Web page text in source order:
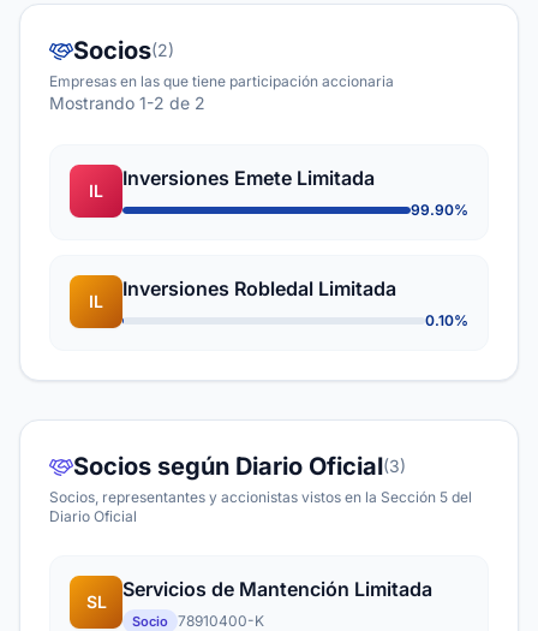
Socios(2)
Empresas en las que tiene participación accionaria
Mostrando 1-2 de 2
IL
Inversiones Emete Limitada
99.90%
IL
Inversiones Robledal Limitada
0.10%
Socios según Diario Oficial(3)
Socios, representantes y accionistas vistos en la Sección 5 del
Diario Oficial
SL
Servicios de Mantención Limitada
Socio 78910400-K